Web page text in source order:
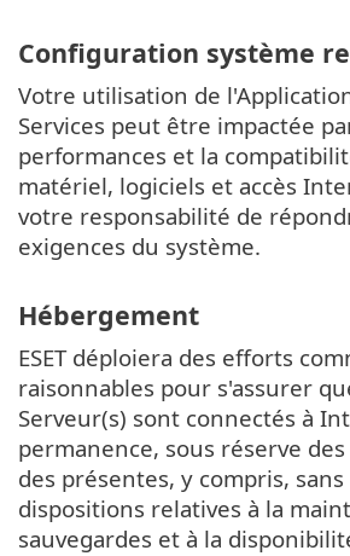
Configuration système
Votre utilisation de
Services peut être impactée
performances et la
matériel, logiciels et accès
votre responsabilité de
exigences du système.
Hébergement
ESET déploiera des efforts
raisonnables pour s'assurer
Serveur(s) sont connectés à
permanence, sous réserve
des présentes, y compris,
dispositions relatives à la
sauvegardes et à la